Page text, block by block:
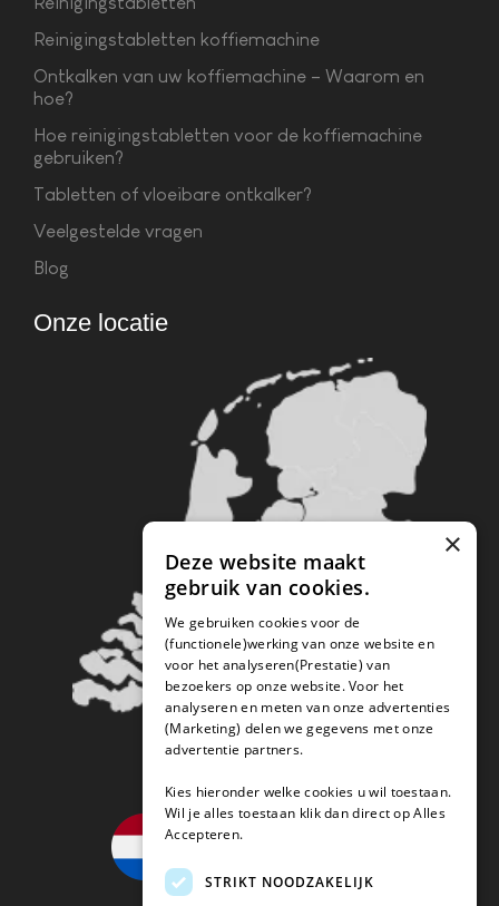
Reinigingstabletten koffiemachine
Ontkalken van uw koffiemachine – Waarom en
hoe?
Hoe reinigingstabletten voor de koffiemachine
gebruiken?
Tabletten of vloeibare ontkalker?
Veelgestelde vragen
Blog
Onze locatie
×
Deze website maakt
gebruik van cookies.
We gebruiken cookies voor de
(functionele)werking van onze website en
voor het analyseren(Prestatie) van
bezoekers op onze website. Voor het
analyseren en meten van onze advertenties
(Marketing) delen we gegevens met onze
advertentie partners.
Kies hieronder welke cookies u wil toestaan.
Wil je alles toestaan klik dan direct op Alles
Accepteren.
STRIKT NOODZAKELIJK